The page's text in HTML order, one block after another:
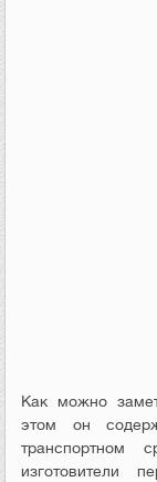
Как можно
этом он
транспортном
изготовители